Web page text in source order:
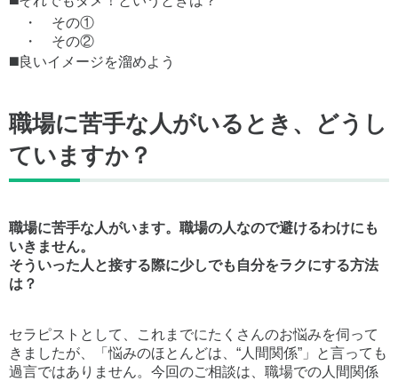
・ その①
・ その②
◼️良いイメージを溜めよう
職場に苦手な人がいるとき、どうし
ていますか？
職場に苦手な人がいます。職場の人なので避けるわけにも
いきません。
そういった人と接する際に少しでも自分をラクにする方法
は？
セラピストとして、これまでにたくさんのお悩みを伺って
きましたが、「悩みのほとんどは、“人間関係”」と言っても
過言ではありません。今回のご相談は、職場での人間関係